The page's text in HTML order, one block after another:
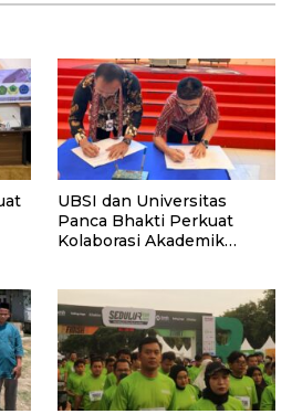
UBSI dan Universitas
Panca Bhakti Perkuat
Kolaborasi Akademik